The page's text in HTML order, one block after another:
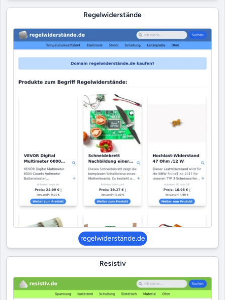
Regelwiderstände
regelwiderstände.de
Resistiv